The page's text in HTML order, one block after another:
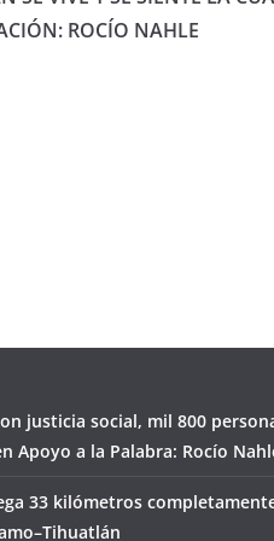
ROCÍO NAHLE
justicia social, mil 800
Apoyo a la Palabra: Rocío
33 kilómetros